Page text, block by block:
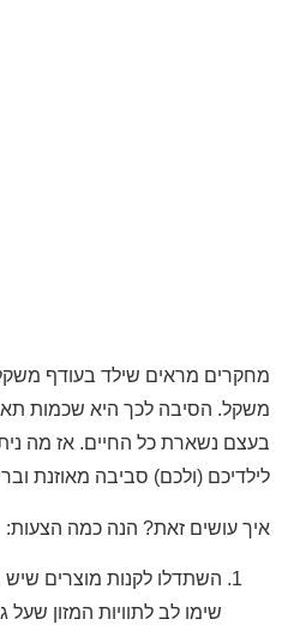
מחקרים מראים שילד בעודף
משקל. הסיבה לכך היא שכמות
בעצם נשארת כל החיים. אז מה
לילדיכם (ולכם) סביבה מאוזנת
איך עושים זאת? הנה כמה הצעות:
השתדלו לקנות מוצרים
שימו לב לתוויות המזון שעל